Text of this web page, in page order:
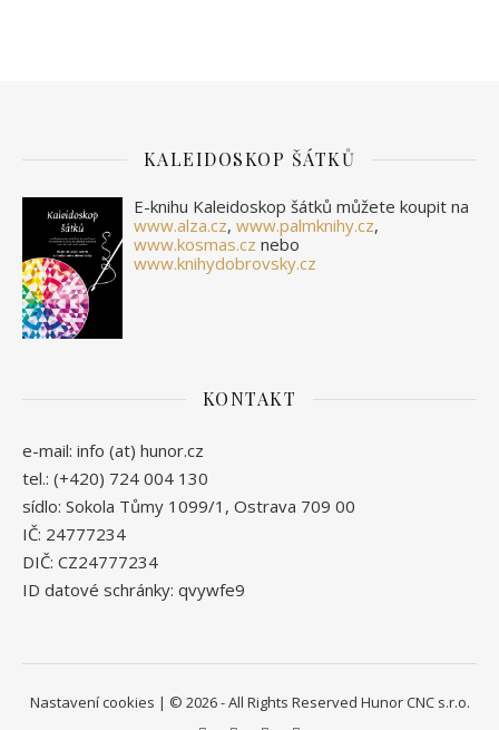
KALEIDOSKOP ŠÁTKŮ
E-knihu Kaleidoskop šátků můžete koupit na
www.alza.cz, www.palmknihy.cz,
www.kosmas.cz nebo
www.knihydobrovsky.cz
KONTAKT
e-mail: info (at) hunor.cz
tel.: (+420) 724 004 130
sídlo: Sokola Tůmy 1099/1, Ostrava 709 00
IČ: 24777234
DIČ: CZ24777234
ID datové schránky: qvywfe9
Nastavení cookies | © 2026 - All Rights Reserved Hunor CNC s.r.o.